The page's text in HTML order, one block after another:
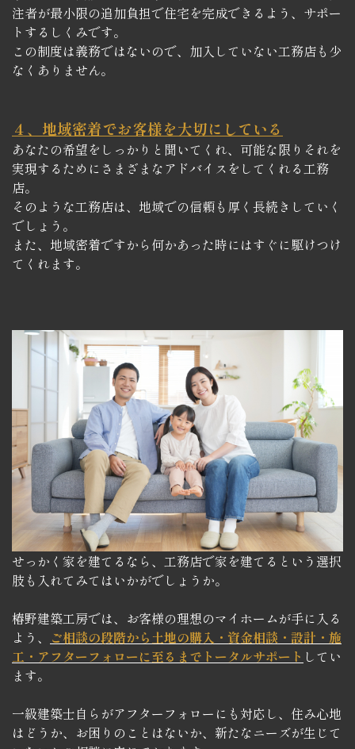
注者が最小限の追加負担で住宅を完成できるよう、サポー
トするしくみです。
この制度は義務ではないので、加入していない工務店も少
なくありません。
４、地域密着でお客様を大切にしている
あなたの希望をしっかりと聞いてくれ、可能な限りそれを
実現するためにさまざまなアドバイスをしてくれる工務
店。
そのような工務店は、地域での信頼も厚く長続きしていく
でしょう。
また、地域密着ですから何かあった時にはすぐに駆けつけ
てくれます。
せっかく家を建てるなら、工務店で家を建てるという選択
肢も入れてみてはいかがでしょうか。
椿野建築工房では、お客様の理想のマイホームが手に入る
よう、
ご相談の段階から土地の購入・資金相談・設計・施
工・アフターフォローに至るまでトータルサポート してい
ます。
一級建築士自らがアフターフォローにも対応し、住み心地
はどうか、お困りのことはないか、新たなニーズが生じて